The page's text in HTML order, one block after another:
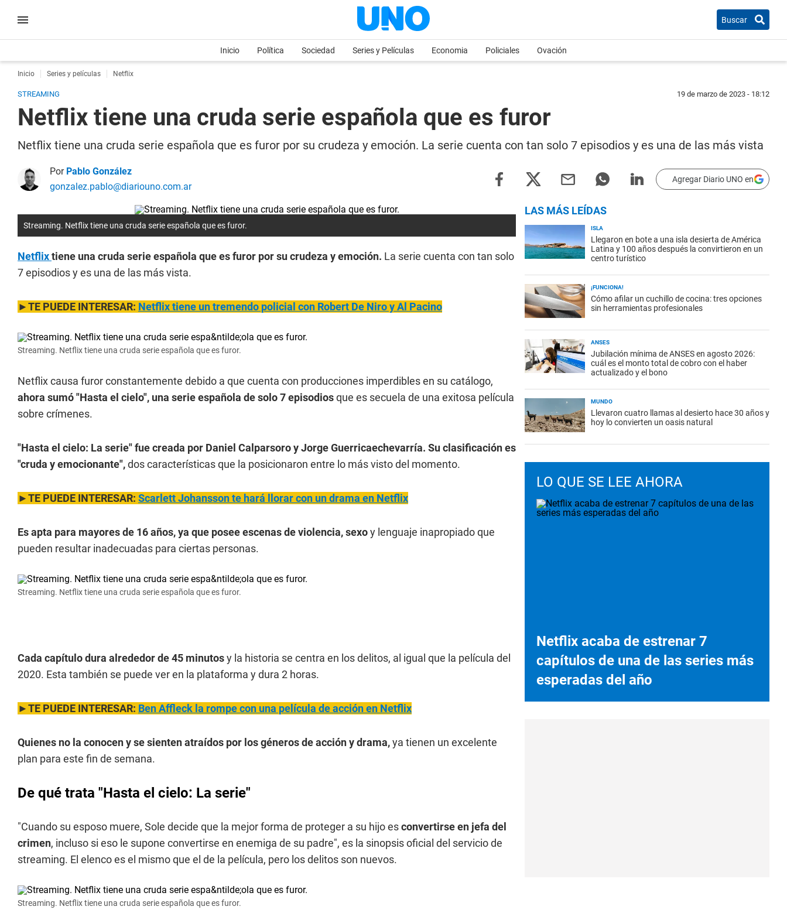
Buscar
Inicio Política Sociedad Series y Películas Economia Policiales Ovación
Inicio Series y películas Netflix
STREAMING 19 de marzo de 2023 - 18:12
Netflix tiene una cruda serie española que es furor
Netflix tiene una cruda serie española que es furor por su crudeza y emoción. La serie cuenta con tan solo 7 episodios y es una de las más vista
Por Pablo González
gonzalez.pablo@diariouno.com.ar
Agregar Diario UNO en
Streaming. Netflix tiene una cruda serie española que es furor.
Netflixtiene una cruda serie española que es furor por su crudeza y emoción. La serie cuenta con tan solo
7 episodios y es una de las más vista.
►TE PUEDE INTERESAR: Netflix tiene un tremendo policial con Robert De Niro y Al Pacino
Streaming. Netflix tiene una cruda serie española que es furor.
Netflix causa furor constantemente debido a que cuenta con producciones imperdibles en su catálogo,
ahora sumó "Hasta el cielo", una serie española de solo 7 episodiosque es secuela de una exitosa película
sobre crímenes.
"Hasta el cielo: La serie" fue creada por Daniel Calparsoro y Jorge Guerricaechevarría. Su clasificación es
"cruda y emocionante",dos características que la posicionaron entre lo más visto del momento.
►TE PUEDE INTERESAR: Scarlett Johansson te hará llorar con un drama en Netflix
Es apta para mayores de 16 años, ya que posee escenas de violencia, sexoy lenguaje inapropiado que
pueden resultar inadecuadas para ciertas personas.
Streaming. Netflix tiene una cruda serie española que es furor.
Cada capítulo dura alrededor de 45 minutosy la historia se centra en los delitos, al igual que la película del
2020. Esta también se puede ver en la plataforma y dura 2 horas.
►TE PUEDE INTERESAR: Ben Affleck la rompe con una película de acción en Netflix
Quienes no la conocen y se sienten atraídos por los géneros de acción y drama,ya tienen un excelente
plan para este fin de semana.
De qué trata "Hasta el cielo: La serie"
"Cuando su esposo muere, Sole decide que la mejor forma de proteger a su hijo esconvertirse en jefa del
crimen, incluso si eso le supone convertirse en enemiga de su padre", es la sinopsis oficial del servicio de
streaming. El elenco es el mismo que el de la película, pero los delitos son nuevos.
Streaming. Netflix tiene una cruda serie española que es furor.
LAS MÁS LEÍDAS
ISLA
Llegaron en bote a una isla desierta de América
Latina y 100 años después la convirtieron en un
centro turístico
¡FUNCIONA!
Cómo afilar un cuchillo de cocina: tres opciones
sin herramientas profesionales
ANSES
Jubilación mínima de ANSES en agosto 2026:
cuál es el monto total de cobro con el haber
actualizado y el bono
MUNDO
Llevaron cuatro llamas al desierto hace 30 años y
hoy lo convierten un oasis natural
LO QUE SE LEE AHORA
Netflix acaba de estrenar 7
capítulos de una de las series más
esperadas del año